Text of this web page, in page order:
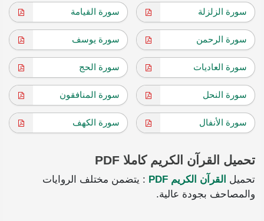
سورة الزلزلة سورة القيامة
سورة الرحمن سورة يوسف
سورة العاديات سورة الحج
سورة النحل سورة المنافقون
سورة الأنفال سورة الكهف
تحميل القرآن الكريم كاملا PDF
تحميل القرآن الكريم PDF
: يتضمن مختلف الروايات
والمصاحف بجودة عالية.